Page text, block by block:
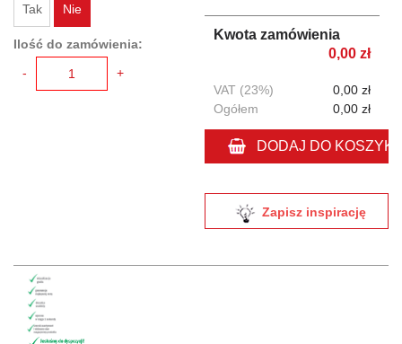
Tak
Nie
Ilość do zamówienia:
-
+
Kwota zamówienia
0,00 zł
VAT (23%)
0,00 zł
Ogółem
0,00 zł
DODAJ DO
Zapisz inspirację